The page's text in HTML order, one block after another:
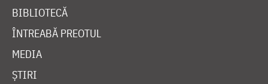
BIBLIOTECĂ
ÎNTREABĂ PREOTUL
MEDIA
ȘTIRI